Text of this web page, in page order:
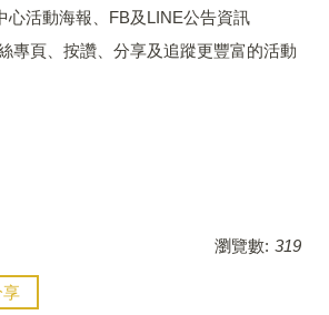
心活動海報、FB及LINE公告資訊
專頁、按讚、分享及追蹤更豐富的活動
瀏覽數: 319
享